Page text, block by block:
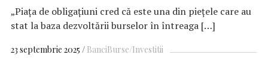
„Piața de obligațiuni cred că este una din piețele care au
stat la baza dezvoltării burselor în întreaga […]
23 septembrie 2025 BanciBurse/Investitii